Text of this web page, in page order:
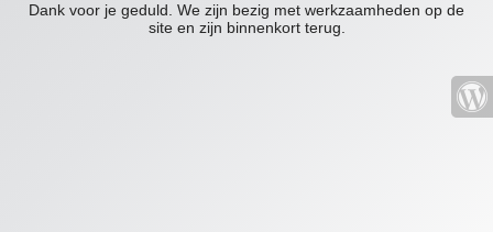
Dank voor je geduld. We zijn bezig met werkzaamheden op de
site en zijn binnenkort terug.